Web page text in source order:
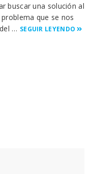
buscar una solución al
que se nos
… SEGUIR LEYENDO